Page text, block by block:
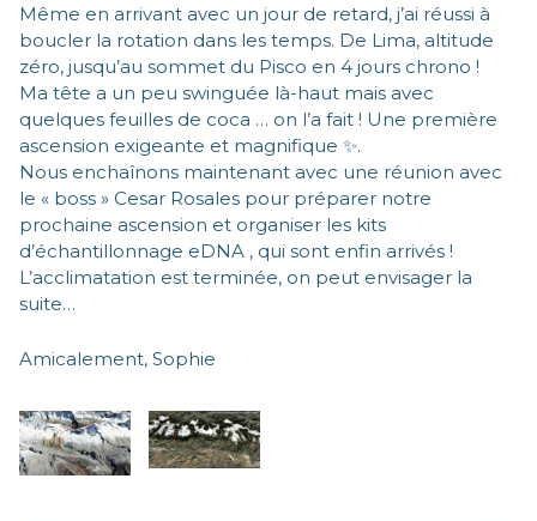
Même en arrivant avec un jour de retard, j’ai réussi à
boucler la rotation dans les temps. De Lima, altitude
zéro, jusqu’au sommet du Pisco en 4 jours chrono !
Ma tête a un peu swinguée là-haut mais avec
quelques feuilles de coca … on l’a fait ! Une première
ascension exigeante et magnifique ✨.
Nous enchaînons maintenant avec une réunion avec
le « boss » Cesar Rosales pour préparer notre
prochaine ascension et organiser les kits
d’échantillonnage eDNA , qui sont enfin arrivés !
L’acclimatation est terminée, on peut envisager la
suite…
Amicalement, Sophie